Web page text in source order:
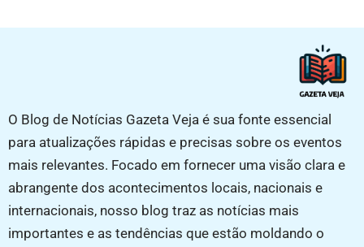
O Blog de Notícias Gazeta Veja é sua fonte essencial
para atualizações rápidas e precisas sobre os eventos
mais relevantes. Focado em fornecer uma visão clara e
abrangente dos acontecimentos locais, nacionais e
internacionais, nosso blog traz as notícias mais
importantes e as tendências que estão moldando o